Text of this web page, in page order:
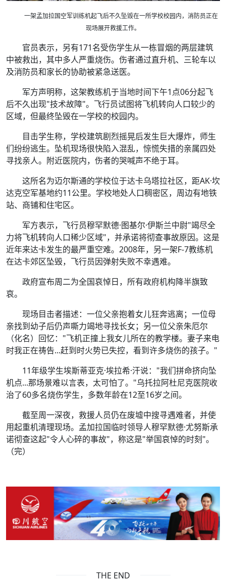
一架孟加拉国空军训练机起飞后不久坠毁在一所学校校园内，消防员正在
现场展开救援工作。
官员表示，另有171名受伤学生从一栋冒烟的两层建筑
中被救出，其中多人严重烧伤。伤者通过直升机、三轮车以
及消防员和家长的协助被紧急送医。
军方声明称，这架教练机于当地时间下午1点06分起飞
后不久出现"技术故障"。飞行员试图将飞机转向人口较少的
区域，但最终坠毁在一学校的校园内。
目击学生称，学校建筑剧烈摇晃后发生巨大爆炸，师生
们纷纷逃生。坠机现场很快陷入混乱，惊慌失措的亲属四处
寻找亲人。附近医院内，伤者的哭喊声不绝于耳。
这所名为迈尔斯通的学校位于达卡乌塔拉社区，距AK·坎
达克空军基地约11公里。学校地处人口稠密区，周边有地铁
站、商铺和住宅区。
军方表示，飞行员穆罕默德·图基尔·伊斯兰中尉"竭尽全
力将飞机转向人口稀少区域"，并承诺将彻查事故原因。这是
近年来达卡发生的最严重空难。2008年，另一架F-7教练机
在达卡郊区坠毁，飞行员因弹射失败不幸遇难。
政府宣布周二为全国哀悼日，所有政府机构降半旗致
哀。
现场目击者描述：一位父亲抱着女儿狂奔逃离；一位母
亲找到幼子后仍声嘶力竭地寻找长女；另一位父亲朱厄尔
（化名）回忆："飞机正撞上我女儿所在的教学楼。妻子来电
时我正在祷告...赶到时火势已失控，看到许多烧伤的孩子。"
11年级学生埃斯蒂亚克·埃拉希·汗说："我们拼命挤向坠
机点...那场景难以言表，太可怕了。"乌托拉阿杜尼克医院收
治了60多名烧伤学生，多数年龄在12至16岁之间。
截至周一深夜，救援人员仍在废墟中搜寻遇难者，并使
用起重机清理现场。孟加拉国临时领导人穆罕默德·尤努斯承
诺彻查这起"令人心碎的事故"，称这是"举国哀悼的时刻"。
（完）
THE END